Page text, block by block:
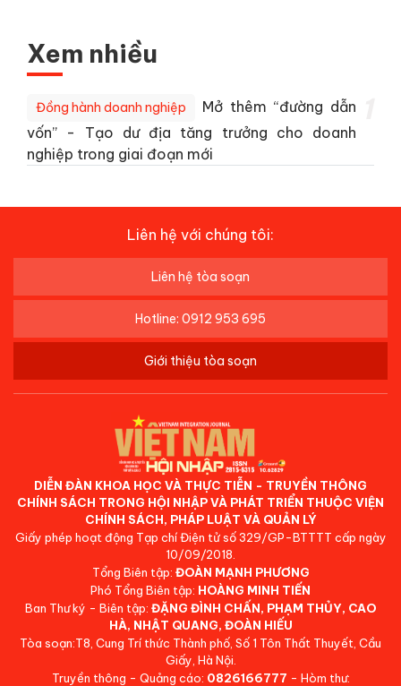
Xem nhiều
Đồng hành doanh nghiệp
Mở thêm “đường dẫn
vốn” - Tạo dư địa tăng trưởng cho doanh
nghiệp trong giai đoạn mới
Liên hệ với chúng tôi:
Liên hệ tòa soạn
Hotline: 0912 953 695
Giới thiệu tòa soạn
DIỄN ĐÀN KHOA HỌC VÀ THỰC TIỄN - TRUYỀN THÔNG
CHÍNH SÁCH TRONG HỘI NHẬP VÀ PHÁT TRIỂN THUỘC VIỆN
CHÍNH SÁCH, PHÁP LUẬT VÀ QUẢN LÝ
Giấy phép hoạt động Tạp chí Điện tử số 329/GP-BTTTT cấp ngày
10/09/2018.
Tổng Biên tập: ĐOÀN MẠNH PHƯƠNG
Phó Tổng Biên tập: HOÀNG MINH TIẾN
Ban Thư ký - Biên tập: ĐẶNG ĐÌNH CHẤN, PHẠM THỦY, CAO
HÀ, NHẬT QUANG, ĐOÀN HIẾU
Tòa soạn:T8, Cung Trí thức Thành phố, Số 1 Tôn Thất Thuyết, Cầu
Giấy, Hà Nội.
Truyền thông - Quảng cáo: 0826166777 - Hòm thư: